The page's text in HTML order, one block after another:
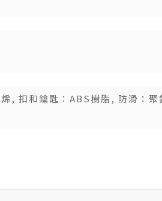
, 扣和鑰匙：ABS樹脂, 防滑：聚